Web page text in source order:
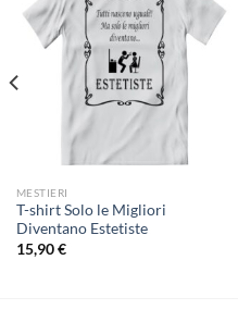
MESTIERI
T-shirt Solo le Migliori
Diventano Estetiste
15,90€